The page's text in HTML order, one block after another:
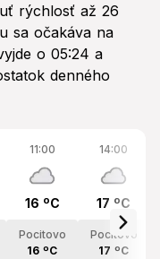
rýchlosť až 26
sa očakáva na
o 05:24 a
denného
11:00
16 ºC
Pocitovo
16 ºC
14:00
17 ºC
Pocitovo
17 ºC